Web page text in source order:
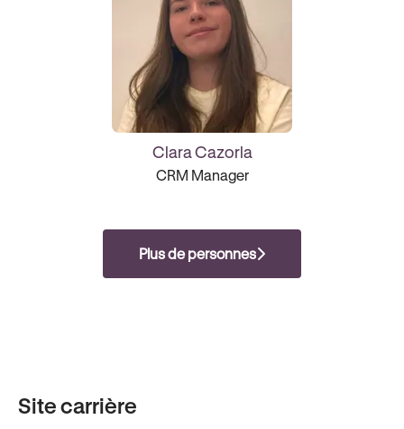
Clara Cazorla
CRM Manager
Plus de personnes
Site carrière